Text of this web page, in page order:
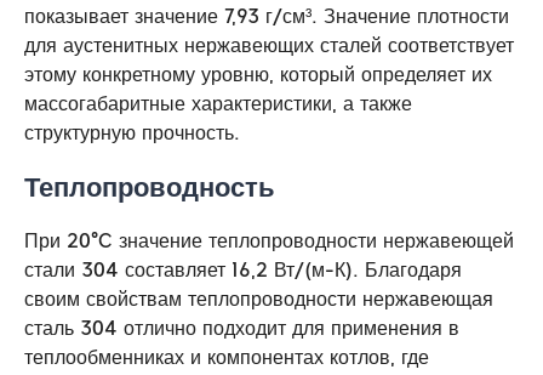
показывает значение 7,93 г/см³. Значение плотности
для аустенитных нержавеющих сталей соответствует
этому конкретному уровню, который определяет их
массогабаритные характеристики, а также
структурную прочность.
Теплопроводность
При 20°C значение теплопроводности нержавеющей
стали 304 составляет 16,2 Вт/(м-К). Благодаря
своим свойствам теплопроводности нержавеющая
сталь 304 отлично подходит для применения в
теплообменниках и компонентах котлов, где